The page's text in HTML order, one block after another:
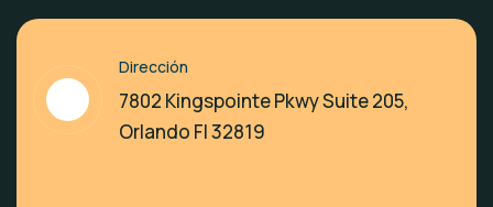
Dirección
7802 Kingspointe Pkwy Suite 205,
Orlando Fl 32819